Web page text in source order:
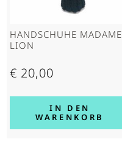
HAND­SCHUHE MADAME
LION
€ 20,00
IN DEN
WARENKORB